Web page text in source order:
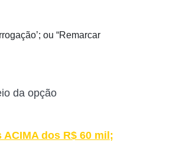
ou “Remarcar
da opção
dos R$ 60 mil;